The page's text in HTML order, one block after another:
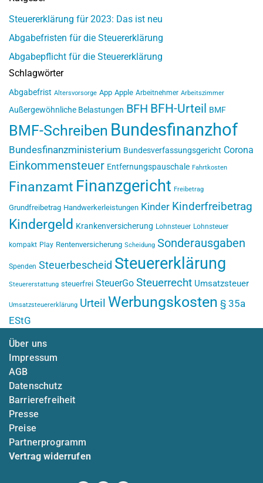
Steuererklärung für 2023: Das ist neu
Abgabefristen für die Steuererklärung
Abgabepflicht für die Steuererklärung
Schlagwörter
Abgabefrist Altersvorsorge App Apple Arbeitnehmer Arbeitszimmer
Außergewöhnliche Belastungen BFH BFH-Urteil BMF
BMF-Schreiben Bundesfinanzhof
Bundesfinanzministerium Bundesverfassungsgericht Corona
Einkommensteuer Entfernungspauschale Fahrtkosten
Finanzamt Finanzgericht Freibetrag
Grundfreibetrag Handwerkerleistungen Kinder Kinderfreibetrag
Kindergeld Krankenversicherung Lohnsteuer Lohnsteuer
kompakt Play Rentenversicherung Scheidung Sonderausgaben
Spenden Steuerbescheid Steuererklärung
Steuererstattung steuerfrei SteuerGo Steuerrecht Umsatzsteuer
Umsatzsteuererklärung Urteil Werbungskosten § 35a
EStG
Über uns
Impressum
AGB
Datenschutz
Barrierefreiheit
Presse
Preise
Partnerprogramm
Vertrag widerrufen